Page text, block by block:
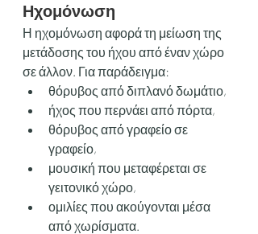
Ηχομόνωση
Η ηχομόνωση αφορά τη μείωση της
μετάδοσης του ήχου από έναν χώρο
σε άλλον. Για παράδειγμα:
θόρυβος από διπλανό δωμάτιο,
ήχος που περνάει από πόρτα,
θόρυβος από γραφείο σε
γραφείο,
μουσική που μεταφέρεται σε
γειτονικό χώρο,
ομιλίες που ακούγονται μέσα
από χωρίσματα.